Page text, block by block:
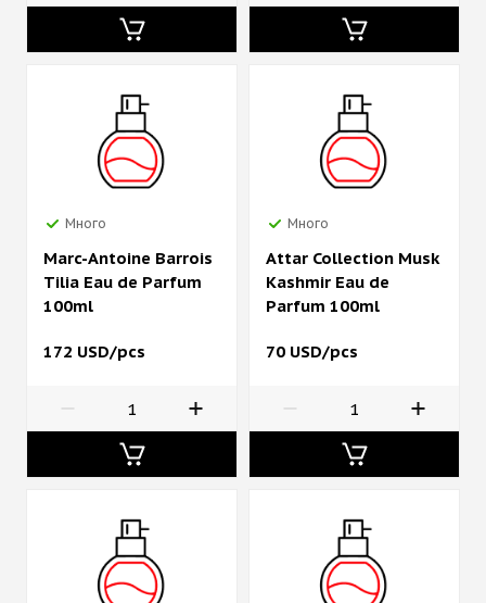
Много
Marc-Antoine Barrois
Tilia Eau de Parfum
100ml
172 USD/pcs
Много
Attar Collection Musk
Kashmir Eau de
Parfum 100ml
70 USD/pcs